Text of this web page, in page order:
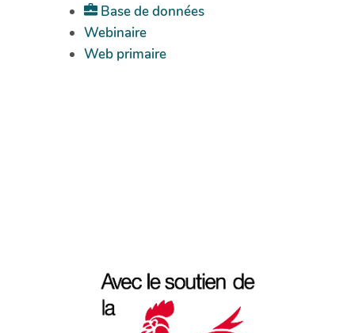
Base de données
Webinaire
Web primaire